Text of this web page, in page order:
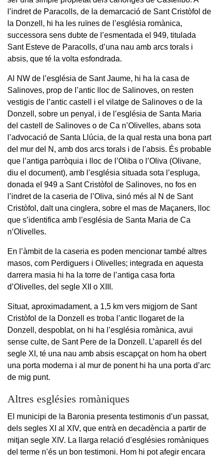
l’indret de Paracolls, de la demarcació de Sant Cristòfol de
la Donzell, hi ha les ruïnes de l’església romànica,
successora sens dubte de l’esmentada el 949, titulada
Sant Esteve de Paracolls, d’una nau amb arcs torals i
absis, que té la volta esfondrada.
Al NW de l’església de Sant Jaume, hi ha la casa de
Salinoves, prop de l’antic lloc de Salinoves, on resten
vestigis de l’antic castell i el vilatge de Salinoves o de la
Donzell, sobre un penyal, i de l’església de Santa Maria
del castell de Salinoves o de Ca n’Olivelles, abans sota
l’advocació de Santa Llúcia, de la qual resta una bona part
del mur del N, amb dos arcs torals i de l’absis. És probable
que l’antiga parròquia i lloc de l’Oliba o l’Oliva (Olivane,
diu el document), amb l’església situada sota l’espluga,
donada el 949 a Sant Cristòfol de Salinoves, no fos en
l’indret de la caseria de l’Oliva, sinó més al N de Sant
Cristòfol, dalt una cinglera, sobre el mas de Maçaners, lloc
que s’identifica amb l’església de Santa Maria de Ca
n’Olivelles.
En l’àmbit de la caseria es poden mencionar també altres
masos, com Perdiguers i Olivelles; integrada en aquesta
darrera masia hi ha la torre de l’antiga casa forta
d’Olivelles, del segle XII o XIII.
Situat, aproximadament, a 1,5 km vers migjorn de Sant
Cristòfol de la Donzell es troba l’antic llogaret de la
Donzell, despoblat, on hi ha l’església romànica, avui
sense culte, de Sant Pere de la Donzell. L’aparell és del
segle XI, té una nau amb absis escapçat on hom ha obert
una porta moderna i al mur de ponent hi ha una porta d’arc
de mig punt.
Altres esglésies romàniques
El municipi de la Baronia presenta testimonis d’un passat,
dels segles XI al XIV, que entrà en decadència a partir de
mitjan segle XIV. La llarga relació d’esglésies romàniques
del terme n’és un bon testimoni. Hom hi pot afegir encara